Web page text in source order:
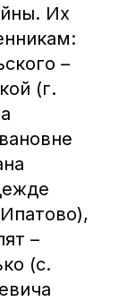
Их
–
(г.
–
(с.